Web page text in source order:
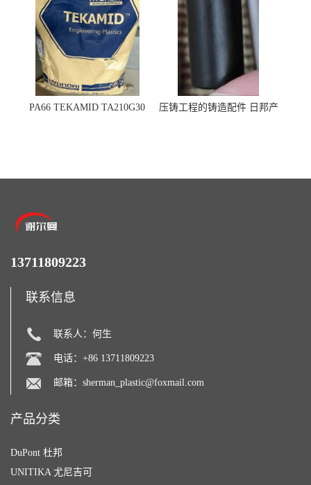
PA66 TEKAMID TA210G30
压铸工程的铸造配件 日邦产
13711809223
联系信息
联系人：何生
电话：+86 13711809223
邮箱： sherman_plastic@foxmail.com
产品分类
DuPont 杜邦
UNITIKA 尤尼吉可